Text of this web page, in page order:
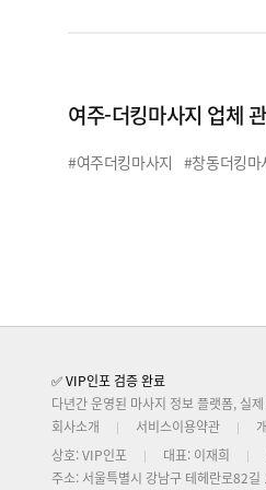
여주-더킹마사지 업체
#여주더킹마사지 #창동더킹마
✅ VIP인포 검증 완료
다년간 운영된 마사지 정보 플랫폼, 실
회사소개
서비스이용약관
상호: VIP인포
대표: 이재희
주소: 서울특별시 강남구 테헤란로82